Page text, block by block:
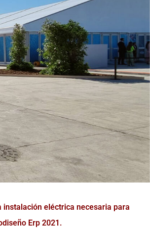
eléctrica necesaria para
Erp 2021.